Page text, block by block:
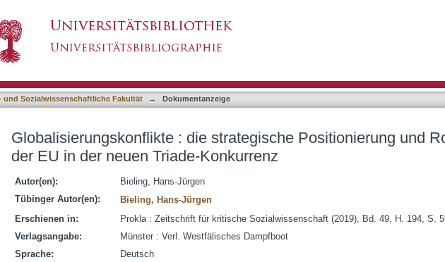
die strategische Positionierung und Rolle der EU in der neuen
und Sozialwissenschaftliche Fakultät → Dokumentanzeige
Globalisierungskonflikte : die strategische Positionierung und
der EU in der neuen Triade-Konkurrenz
Autor(en):
Bieling, Hans-Jürgen
Tübinger Autor(en):
Bieling, Hans-Jürgen
Erschienen in:
Prokla : Zeitschrift für kritische Sozialwissenschaft (2019), Bd. 49, H. 194, S.
Verlagsangabe:
Münster : Verl. Westfälisches Dampfboot
Sprache:
Deutsch